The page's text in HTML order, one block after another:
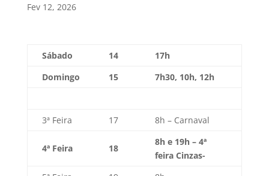
Fev 12, 2026
Sábado 14
17h
Domingo
15 7h30, 10h, 12h
3ª Feira 17 8h – Carnaval
4ª Feira 18
8h e 19h – 4ª
feira Cinzas-